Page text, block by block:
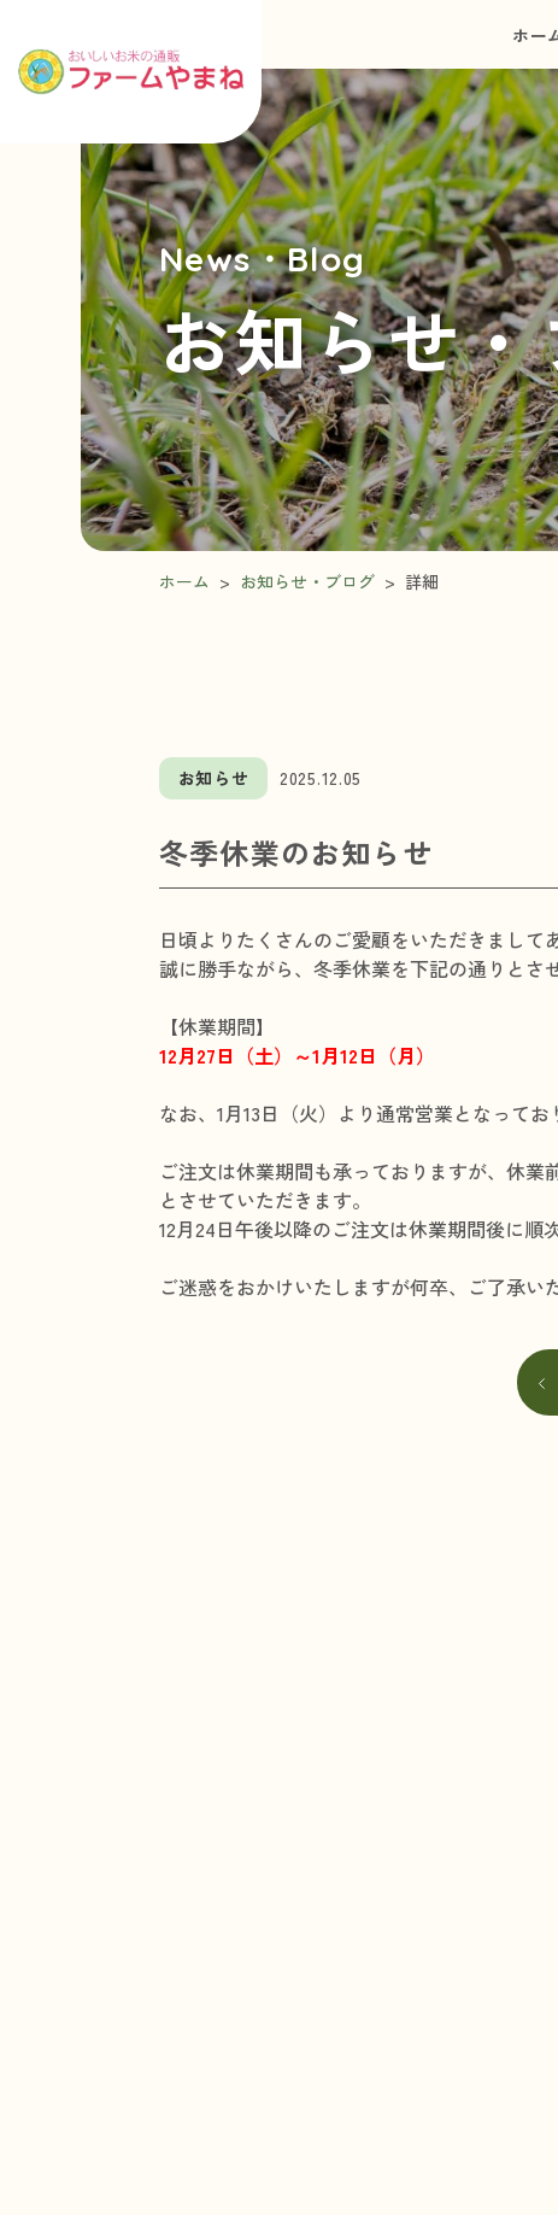
ホー
お知らせ
News・Blog
ホーム > お知らせ・ブログ > 詳細
お知らせ 2025.12.05
冬季休業のお知らせ
日頃よりたくさんのご愛顧をいただきまして
誠に勝手ながら、冬季休業を下記の通りとさ
【休業期間】
12月27日（土）～1月12日（月）
なお、1月13日（火）より通常営業となってお
ご注文は休業期間も承っておりますが、休業
とさせていただきます。
12月24日午後以降のご注文は休業期間後に順
ご迷惑をおかけいたしますが何卒、ご了承い